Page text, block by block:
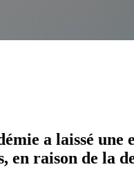
a laissé
raison de la